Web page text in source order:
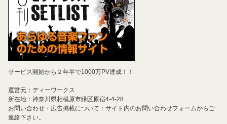
サービス開始から２年半で1000万PV達成！！
運営元：ディーワークス
所在地：神奈川県相模原市緑区原宿4-4-28
お問い合わせ・広告掲載について：サイト内のお問い合わせフォームからご
連絡下さい。